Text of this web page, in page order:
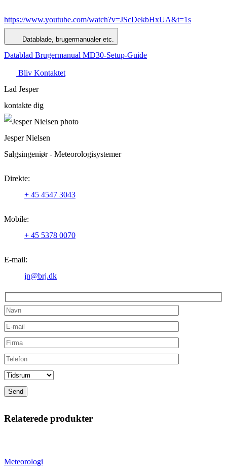
https://www.youtube.com/watch?v=JScDekbHxUA&t=1s
Datablade, brugermanualer etc.
Datablad Brugermanual MD30-Setup-Guide
Bliv Kontaktet
Lad Jesper
kontakte dig
Jesper Nielsen
Salgsingeniør - Meteorologisystemer
Direkte:
+ 45 4547 3043
Mobile:
+ 45 5378 0070
E-mail:
jn@brj.dk
Relaterede produkter
Meteorologi